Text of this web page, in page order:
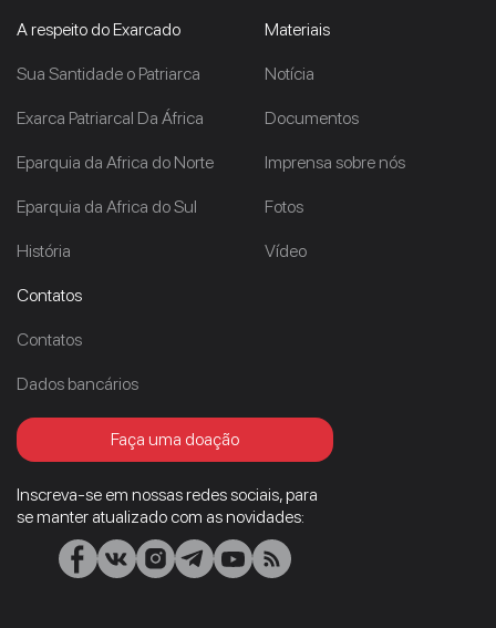
A respeito do Exarcado
Sua Santidade o Patriarca
Exarca Patriarcal Da África
Eparquia da Africa do Norte
Eparquia da Africa do Sul
História
Materiais
Notícia
Documentos
Imprensa sobre nós
Fotos
Vídeo
Contatos
Contatos
Dados bancários
Faça uma doação
Inscreva-se em nossas redes sociais, para
se manter atualizado com as novidades: